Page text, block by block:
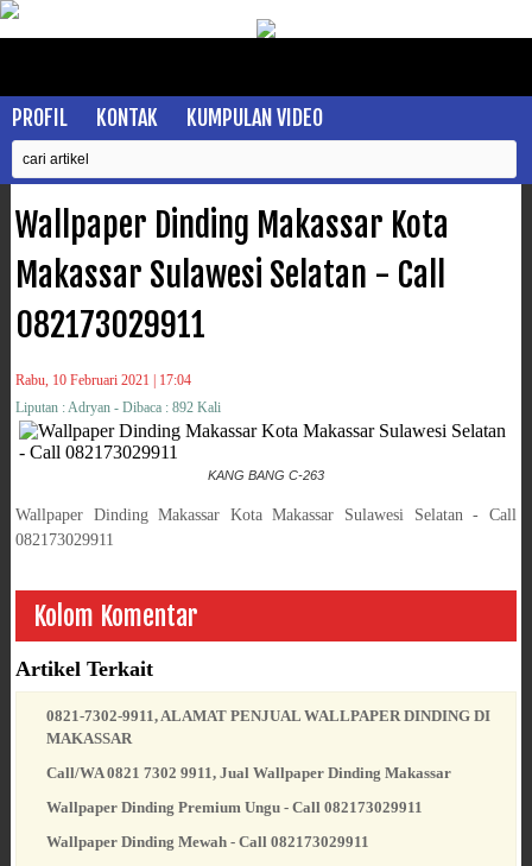
PROFIL KONTAK KUMPULAN VIDEO
Wallpaper Dinding Makassar Kota
Makassar Sulawesi Selatan - Call
082173029911
Rabu, 10 Februari 2021 | 17:04
Liputan : Adryan - Dibaca : 892 Kali
KANG BANG C-263
Wallpaper Dinding Makassar Kota Makassar Sulawesi Selatan - Call
082173029911
Kolom Komentar
Artikel Terkait
0821-7302-9911, ALAMAT PENJUAL WALLPAPER DINDING DI
MAKASSAR
Call/WA 0821 7302 9911, Jual Wallpaper Dinding Makassar
Wallpaper Dinding Premium Ungu - Call 082173029911
Wallpaper Dinding Mewah - Call 082173029911